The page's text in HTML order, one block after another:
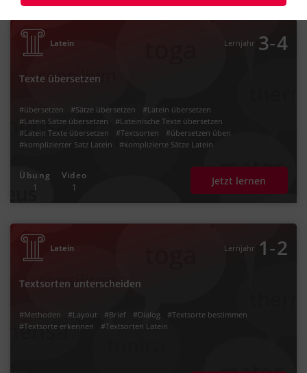
Latein Lernjahr 3‐4
Texte übersetzen
#übersetzen #Sätze übersetzen
#Latein übersetzen
#Latein Sätze übersetzen
#Lateinische Texte übersetzen
#Latein Texte übersetzen
#Textsorten
#übersetzen üben
#komplizierter Satz Latein
#komplizierte Sätze Latein
Übung
1
Video
1
Jetzt lernen
Latein Lernjahr 1‐2
Textsorten unterscheiden
#Methoden #Layout #Brief #Dialog
#Textsorte bestimmen
#Textsorte erkennen
#Textsorten Latein